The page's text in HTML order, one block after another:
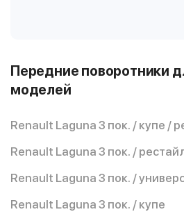
Передние поворотники
моделей
Renault Laguna 3 пок. / купе /
Renault Laguna 3 пок. /
Renault Laguna 3 пок. /
Renault Laguna 3 пок. / купе